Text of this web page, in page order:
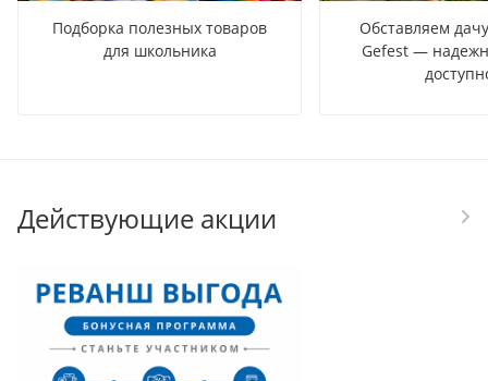
Подборка полезных товаров
для школьника
Обставляем
Gefest —
Действующие акции